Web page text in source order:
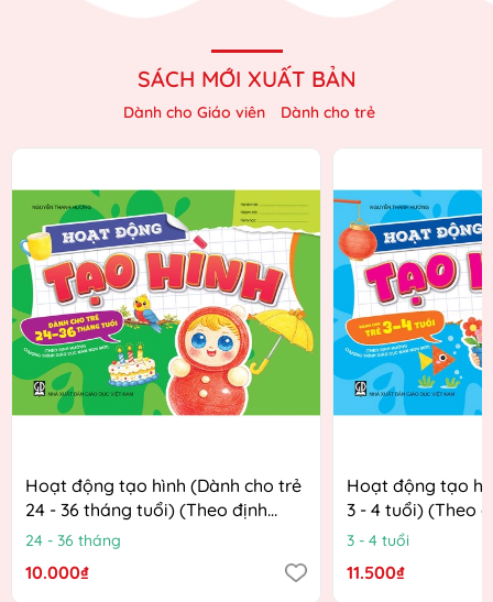
SÁCH MỚI XUẤT BẢN
Dành cho Giáo viên Dành cho trẻ
Hoạt động tạo hình (Dành cho trẻ
24 - 36 tháng tuổi) (Theo định
hướng Chương trình Giáo dục
24 - 36 tháng
10.000₫
Hoạt động tạo
3 - 4 tuổi) (Theo
Chương trình
3 - 4 tuổi
11.500₫